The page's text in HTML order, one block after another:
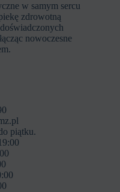
w samym sercu
zdrowotną
nowoczesne
piątku.